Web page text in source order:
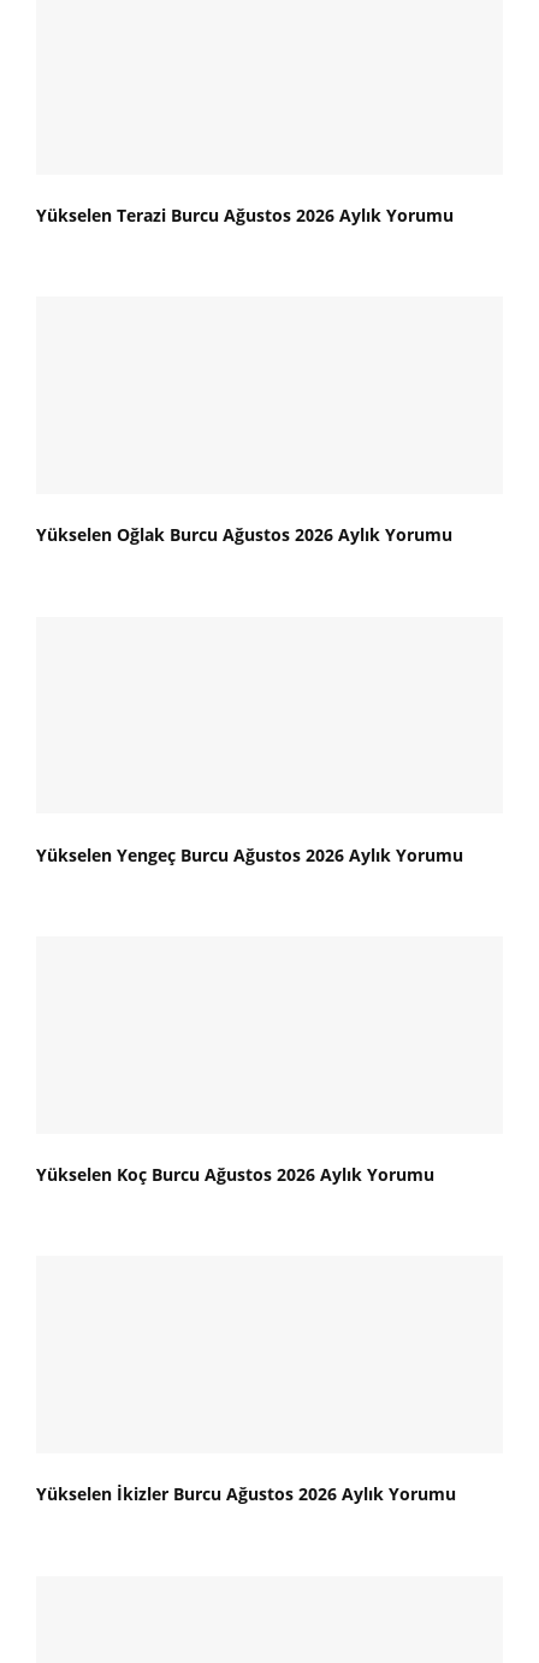
Yükselen Terazi Burcu Ağustos 2026 Aylık Yorumu
Yükselen Oğlak Burcu Ağustos 2026 Aylık Yorumu
Yükselen Yengeç Burcu Ağustos 2026 Aylık Yorumu
Yükselen Koç Burcu Ağustos 2026 Aylık Yorumu
Yükselen İkizler Burcu Ağustos 2026 Aylık Yorumu